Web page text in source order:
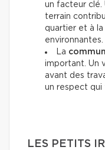
un facteur clé.
terrain
quartier et à
environnantes.
La
important. Un
avant des
un respect qui
LES PETITS